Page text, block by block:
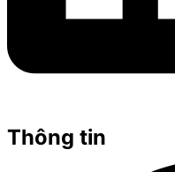
Thông tin